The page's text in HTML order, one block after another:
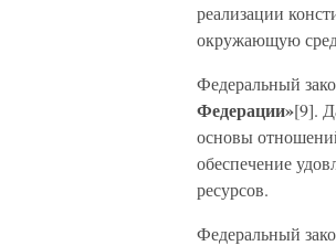
реализации
окружающую
Федеральный
Федерации»[9].
основы
обеспечение
ресурсов.
Федеральный